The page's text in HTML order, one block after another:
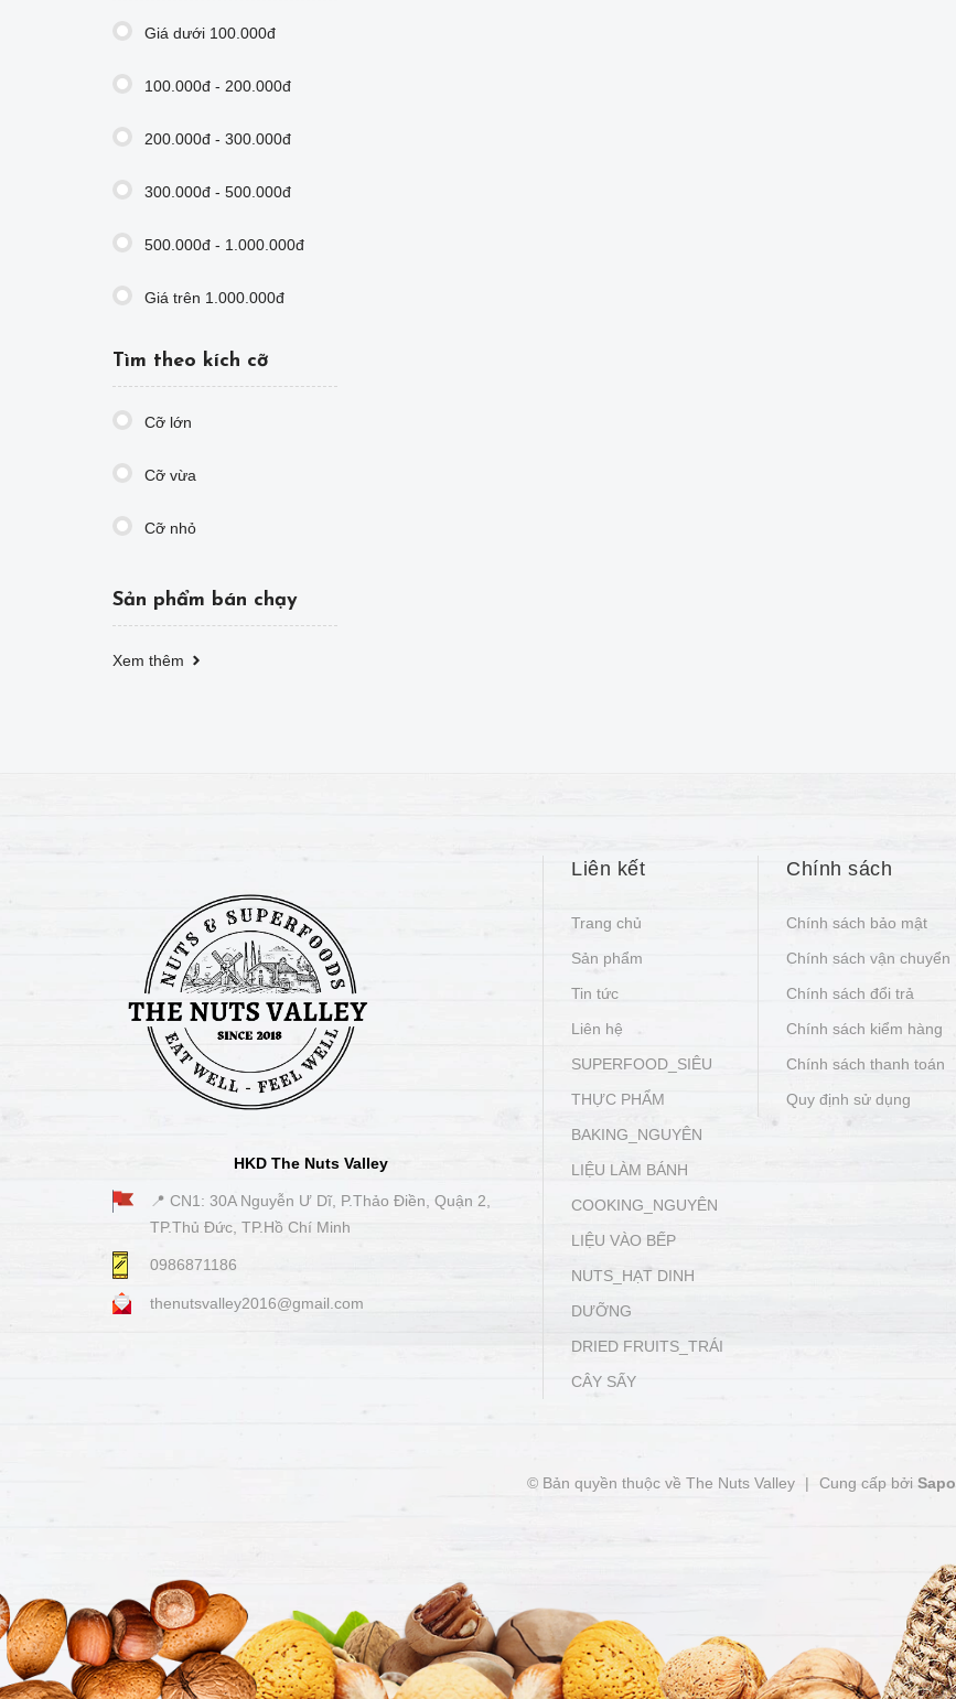
Giá dưới 100.000đ
100.000đ - 200.000đ
200.000đ - 300.000đ
300.000đ - 500.000đ
500.000đ - 1.000.000đ
Giá trên 1.000.000đ
Tìm theo kích cỡ
Cỡ lớn
Cỡ vừa
Cỡ nhỏ
Sản phẩm bán chạy
Xem thêm
HKD The Nuts Valley
📍 CN1: 30A Nguyễn Ư Dĩ, P.Thảo Điền, Quận 2,
TP.Thủ Đức, TP.Hồ Chí Minh
0986871186
thenutsvalley2016@gmail.com
Liên kết
Trang chủ
Sản phẩm
Tin tức
Liên hệ
SUPERFOOD_SIÊU
THỰC PHẨM
BAKING_NGUYÊN
LIỆU LÀM BÁNH
COOKING_NGUYÊN
LIỆU VÀO BẾP
NUTS_HẠT DINH
DƯỠNG
DRIED FRUITS_TRÁI
CÂY SẤY
Chính sách
Chính sách bảo mật
Chính sách vận chuyển
Chính sách đổi trả
Chính sách kiểm hàng
Chính sách thanh toán
Quy định sử dụng
© Bản quyền thuộc về The Nuts Valley | Cung cấp bởi Sapo